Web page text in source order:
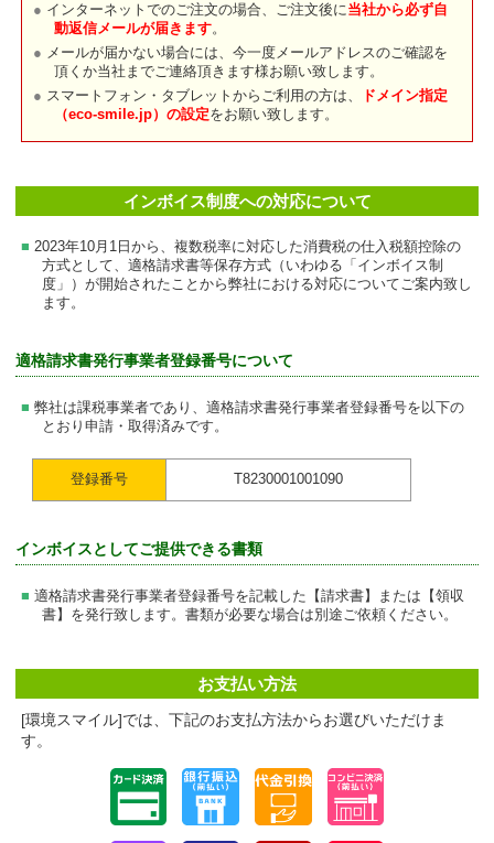
インターネットでのご注文の場合、ご注文後に当社から必ず自
動返信メールが届きます。
メールが届かない場合には、今一度メールアドレスのご確認を
頂くか当社までご連絡頂きます様お願い致します。
スマートフォン・タブレットからご利用の方は、
ドメイン指定
（eco-smile.jp）の設定をお願い致します。
インボイス制度への対応について
2023年10月1日から、複数税率に対応した消費税の仕入税額控除の
方式として、適格請求書等保存方式（いわゆる「インボイス制
度」）が開始されたことから弊社における対応についてご案内致し
ます。
適格請求書発行事業者登録番号について
弊社は課税事業者であり、適格請求書発行事業者登録番号を以下の
とおり申請・取得済みです。
登録番号 T8230001001090
インボイスとしてご提供できる書類
適格請求書発行事業者登録番号を記載した【請求書】または【領収
書】を発行致します。書類が必要な場合は別途ご依頼ください。
お支払い方法
[環境スマイル]では、下記のお支払方法からお選びいただけま
す。